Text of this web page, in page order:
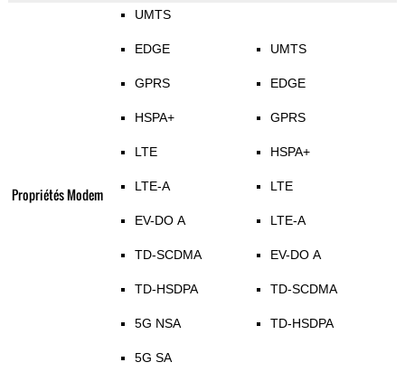
Propriétés Modem
UMTS
EDGE
GPRS
HSPA+
LTE
LTE-A
EV-DO A
TD-SCDMA
TD-HSDPA
5G NSA
5G SA
UMTS
EDGE
GPRS
HSPA+
LTE
LTE-A
EV-DO A
TD-SCDMA
TD-HSDPA